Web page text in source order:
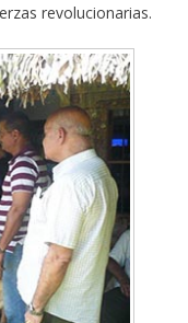
revolucionarias.